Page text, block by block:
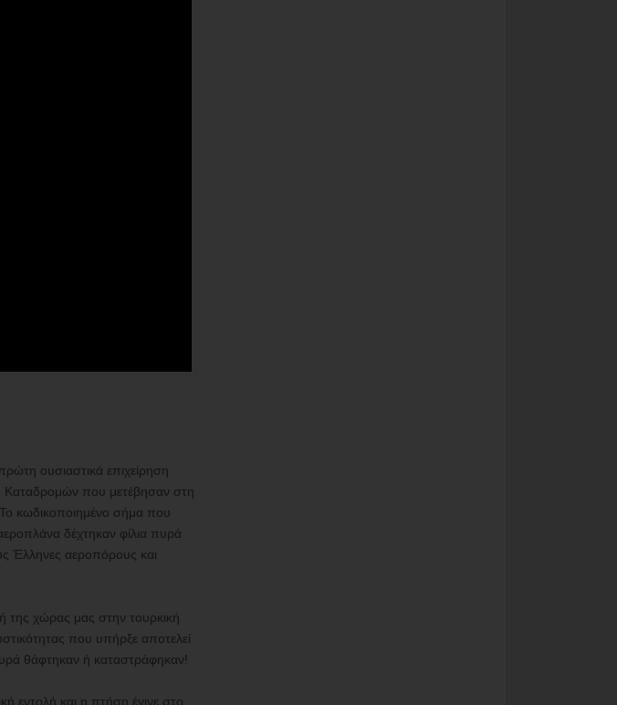
ουσιαστικά επιχείρηση
Καταδρομών που μετέβησαν στη
κωδικοποιημένο σήμα που
δέχτηκαν φίλια πυρά
Έλληνες αεροπόρους και
της χώρας μας στην τουρκική
που υπήρξε αποτελεί
θάφτηκαν ή καταστράφηκαν!
εντολή και η πτήση έγινε στο